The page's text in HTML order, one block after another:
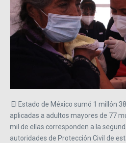
El Estado de México sumó 1 millón
aplicadas a adultos mayores de 77
mil de ellas corresponden a la
autoridades de Protección Civil de